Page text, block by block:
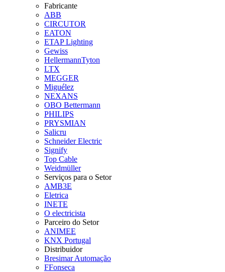
Fabricante
ABB
CIRCUTOR
EATON
ETAP Lighting
Gewiss
HellermannTyton
LTX
MEGGER
Miguélez
NEXANS
OBO Bettermann
PHILIPS
PRYSMIAN
Salicru
Schneider Electric
Signify
Top Cable
Weidmüller
Serviços para o Setor
AMB3E
Eletrica
INETE
O electricista
Parceiro do Setor
ANIMEE
KNX Portugal
Distribuidor
Bresimar Automação
FFonseca